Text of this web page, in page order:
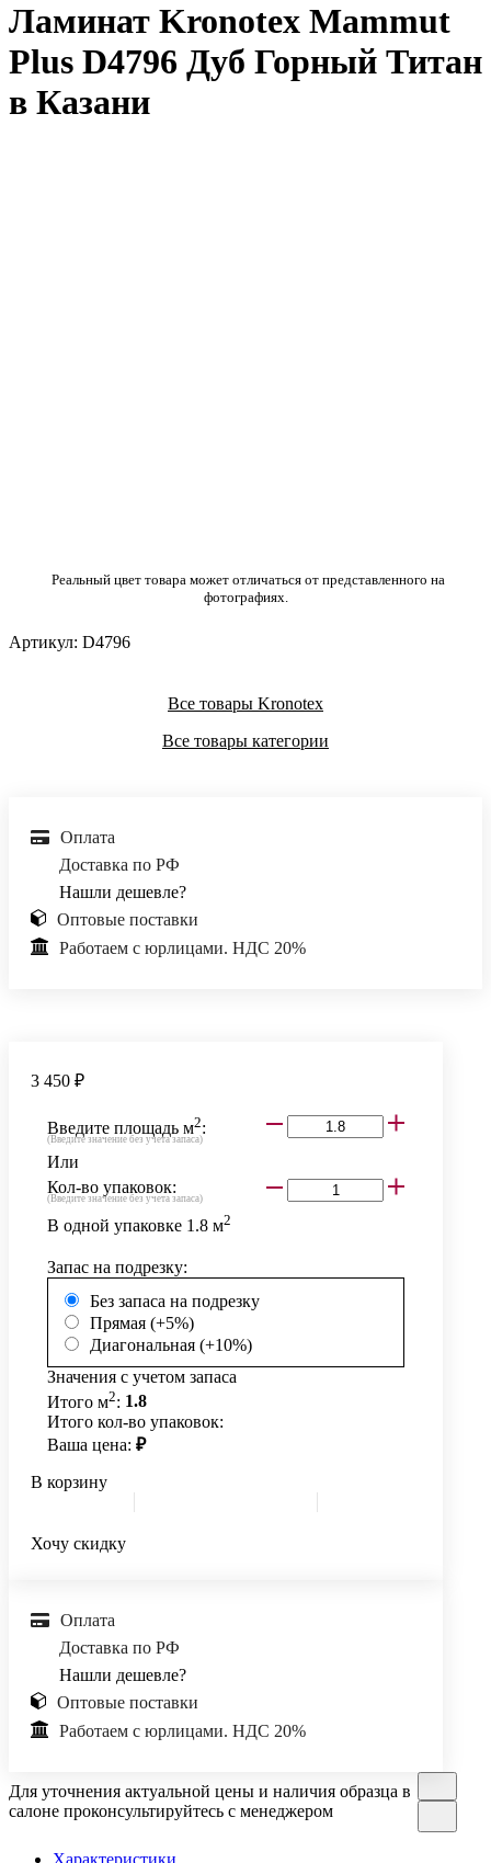
Ламинат Kronotex Mammut
Plus D4796 Дуб Горный Титан
в Казани
Реальный цвет товара может отличаться от представленного на
фотографиях.
Артикул: D4796
Все товары Kronotex
Все товары категории
Оплата
Доставка по РФ
Нашли дешевле?
Оптовые поставки
Работаем с юрлицами. НДС 20%
3 450 ₽
Введите площадь м2:
(Введите значение без учета запаса)
Или
Кол-во упаковок:
(Введите значение без учета запаса)
В одной упаковке 1.8 м2
Запас на подрезку:
Без запаса на подрезку
Прямая (+5%)
Диагональная (+10%)
Значения с учетом запаса
Итого м2: 1.8
Итого кол-во упаковок:
Ваша цена: ₽
В корзину
Хочу скидку
Оплата
Доставка по РФ
Нашли дешевле?
Оптовые поставки
Работаем с юрлицами. НДС 20%
Для уточнения актуальной цены и наличия образца в
салоне проконсультируйтесь с менеджером
Характеристики